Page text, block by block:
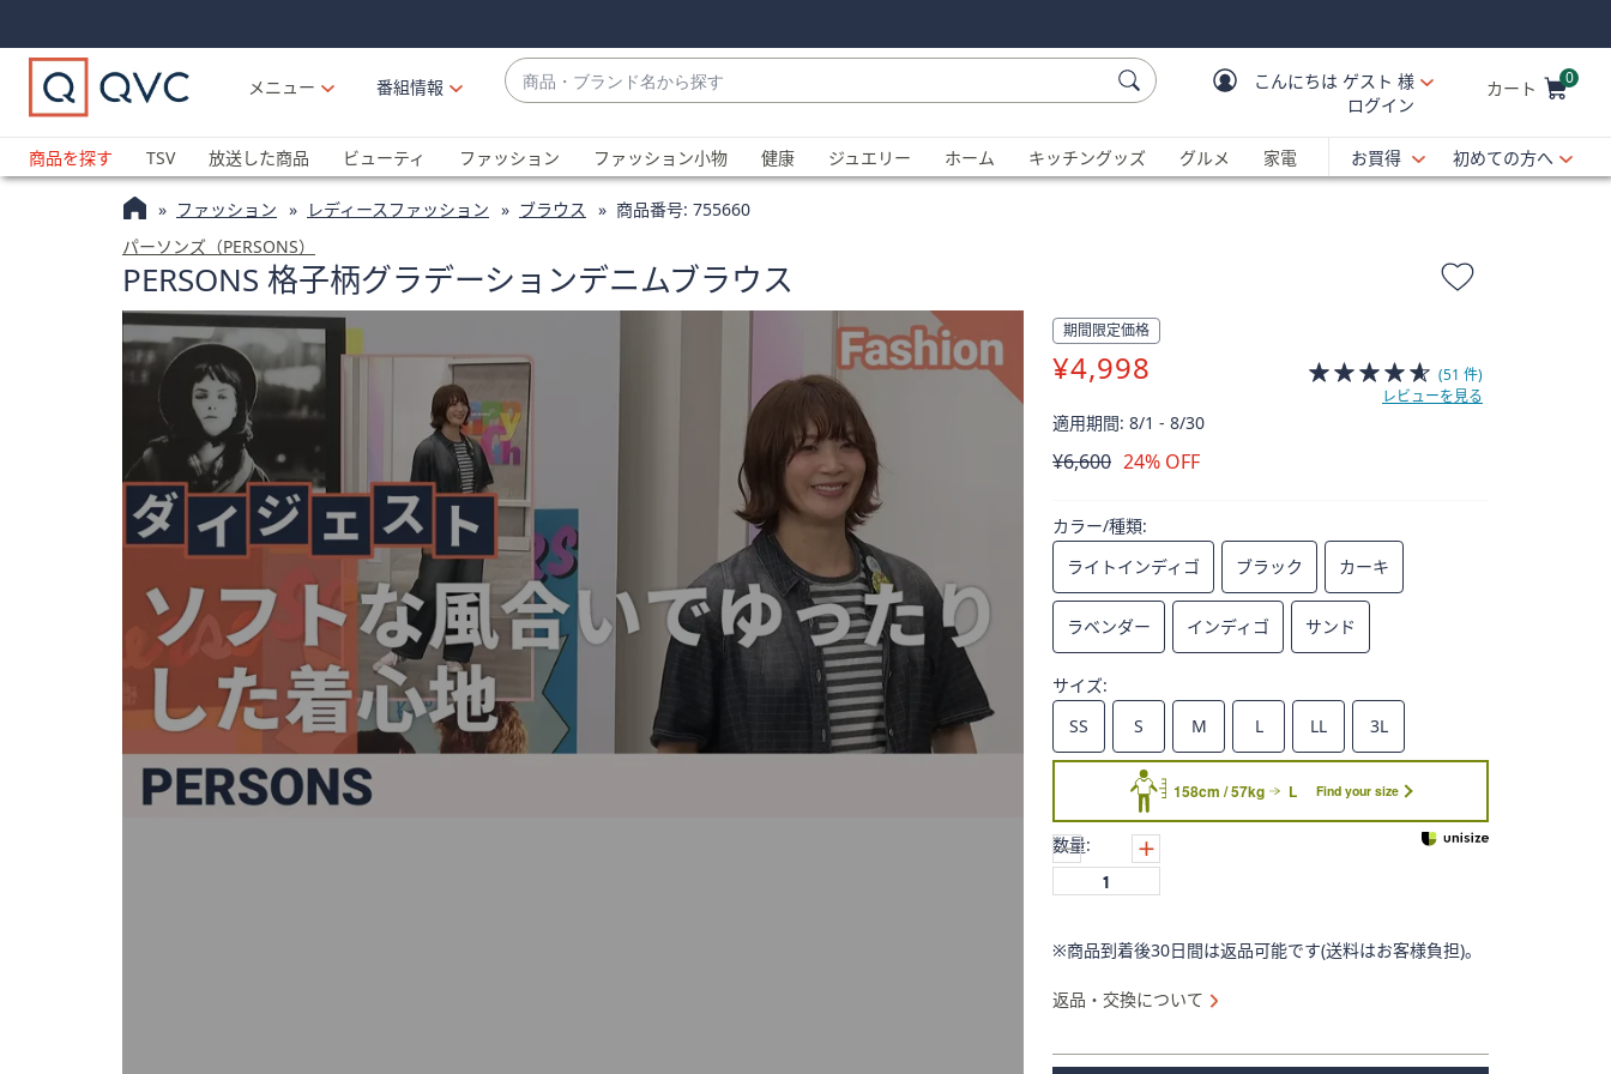
Links
Links2
メニュー
番組情報
商
品・
ラ
ン
ド
か
す
補
が
利
能
な
合、
上
下
の
キ
ま
た
タ
ッ
チ
こんにちは ゲスト 様
ログイン
カート 0
商品を探す
TSV 放送した商品 ビューティ ファッション ファッション小物 健康 ジュエリー ホーム キッチングッズ グルメ 家電 お買得 初めての方へ
ファッション レディースファッション ブラウス 商品番号: 755660
パーソンズ（PERSONS）
PERSONS 格子柄グラデーションデニムブラウス
期間限定価格
¥4,998
適用期間: 8/1 - 8/30
削
¥6,600 24% OFF
(51 件)
レビューを見る
カラー/種類:
ライトインディゴ
ブラック カーキ
ラベンダー インディゴ サンド
サイズ:
SS
S M L LL 3L
158cm / 57kg L Find your size
数量:
※商品到着後30日間は返品可能です(送料はお客様負担)。
返品・交換について